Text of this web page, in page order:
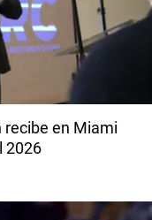
recibe en Miami
2026